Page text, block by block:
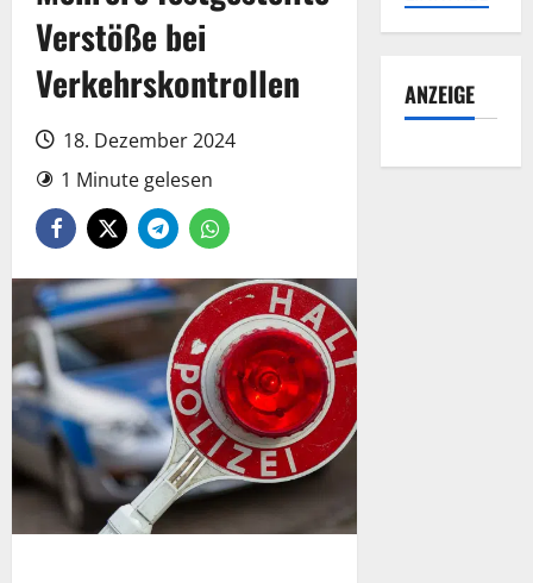
Verstöße bei
Verkehrskontrollen
18. Dezember 2024
1 Minute gelesen
ANZEIGE